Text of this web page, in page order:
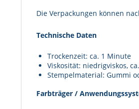
Die Verpackungen können
Technische Daten
Trockenzeit: ca. 1 Minute
Viskosität: niedrigviskos,
Stempelmaterial: Gummi
Farbträger /